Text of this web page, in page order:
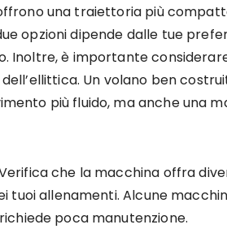
una traiettoria più
opzioni dipende dalle tue
Inoltre, è importante
Un volano ben
più fluido, ma anche una
che la macchina offra
tuoi allenamenti. Alcune
poca manutenzione.